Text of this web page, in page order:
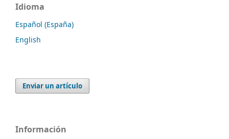
Idioma
Español (España)
English
Enviar un artículo
Información